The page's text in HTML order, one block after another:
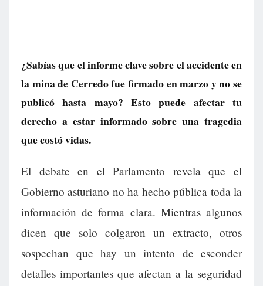
¿Sabías que el informe clave sobre el accidente en
la mina de Cerredo fue firmado en marzo y no se
publicó hasta mayo? Esto puede afectar tu
derecho a estar informado sobre una tragedia
que costó vidas.
El debate en el Parlamento revela que el
Gobierno asturiano no ha hecho pública toda la
información de forma clara. Mientras algunos
dicen que solo colgaron un extracto, otros
sospechan que hay un intento de esconder
detalles importantes que afectan a la seguridad